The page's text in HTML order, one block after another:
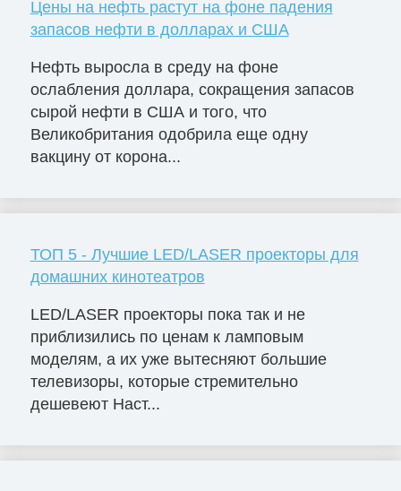
Цены на нефть растут на фоне падения
запасов нефти в долларах и США
Нефть выросла в среду на фоне
ослабления доллара, сокращения запасов
сырой нефти в США и того, что
Великобритания одобрила еще одну
вакцину от корона...
ТОП 5 - Лучшие LED/LASER проекторы для
домашних кинотеатров
LED/LASER проекторы пока так и не
приблизились по ценам к ламповым
моделям, а их уже вытесняют большие
телевизоры, которые стремительно
дешевеют Наст...